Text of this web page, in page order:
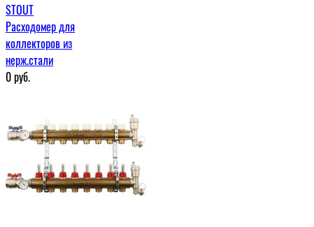
STOUT
Расходомер для
коллекторов из
нерж.стали
0руб.